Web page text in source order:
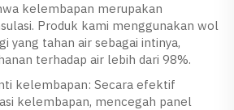
kelembapan merupakan
Produk kami menggunakan wol
yang tahan air sebagai intinya,
terhadap air lebih dari 98%.
kelembapan: Secara efektif
kelembapan, mencegah panel